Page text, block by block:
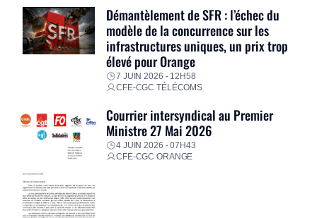
Démantèlement de SFR : l’échec du
modèle de la concurrence sur les
infrastructures uniques, un prix trop
élevé pour Orange
7 JUIN 2026 - 12H58
CFE-CGC TÉLÉCOMS
Courrier intersyndical au Premier
Ministre 27 Mai 2026
4 JUIN 2026 - 07H43
CFE-CGC ORANGE